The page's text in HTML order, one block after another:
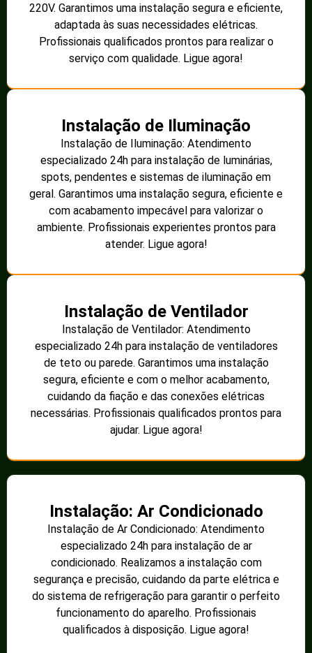
220V. Garantimos uma instalação segura e eficiente,
adaptada às suas necessidades elétricas.
Profissionais qualificados prontos para realizar o
serviço com qualidade. Ligue agora!
Instalação de Iluminação
Instalação de Iluminação: Atendimento
especializado 24h para instalação de luminárias,
spots, pendentes e sistemas de iluminação em
geral. Garantimos uma instalação segura, eficiente e
com acabamento impecável para valorizar o
ambiente. Profissionais experientes prontos para
atender. Ligue agora!
Instalação de Ventilador
Instalação de Ventilador: Atendimento
especializado 24h para instalação de ventiladores
de teto ou parede. Garantimos uma instalação
segura, eficiente e com o melhor acabamento,
cuidando da fiação e das conexões elétricas
necessárias. Profissionais qualificados prontos para
ajudar. Ligue agora!
Instalação: Ar Condicionado
Instalação de Ar Condicionado: Atendimento
especializado 24h para instalação de ar
condicionado. Realizamos a instalação com
segurança e precisão, cuidando da parte elétrica e
do sistema de refrigeração para garantir o perfeito
funcionamento do aparelho. Profissionais
qualificados à disposição. Ligue agora!